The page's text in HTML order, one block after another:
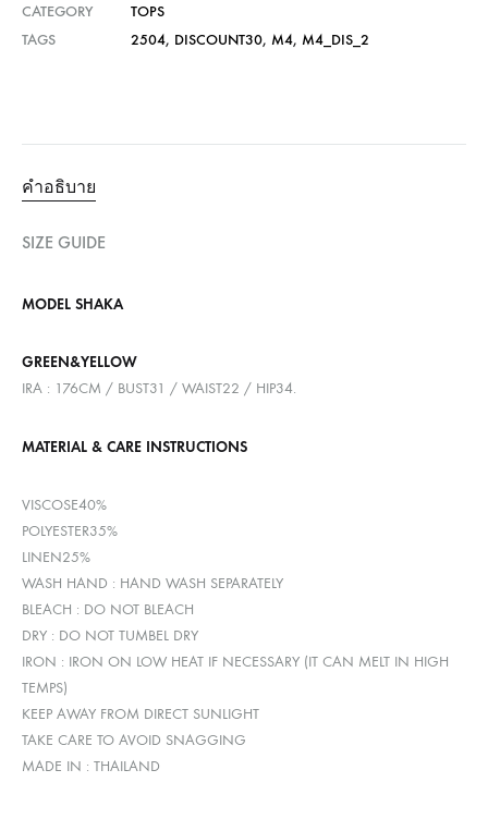
CATEGORY
TOPS
TAGS
2504, DISCOUNT30, M4, M4_DIS_2
คำอธิบาย
SIZE GUIDE
MODEL SHAKA
GREEN&YELLOW
IRA : 176CM / BUST31 / WAIST22 / HIP34.
MATERIAL & CARE INSTRUCTIONS
VISCOSE40%
POLYESTER35%
LINEN25%
WASH HAND : HAND WASH SEPARATELY
BLEACH : DO NOT BLEACH
DRY : DO NOT TUMBEL DRY
IRON : IRON ON LOW HEAT IF NECESSARY (IT CAN MELT IN HIGH
TEMPS)
KEEP AWAY FROM DIRECT SUNLIGHT
TAKE CARE TO AVOID SNAGGING
MADE IN : THAILAND